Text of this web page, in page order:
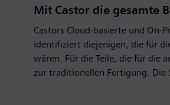
Mit Castor die gesamte
Castors Cloud-basierte und On-
identifiziert diejenigen, die für
wären. Für die Teile, die für die
zur traditionellen Fertigung. Die